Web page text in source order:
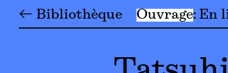
← Bibliothèque Ouvrage En